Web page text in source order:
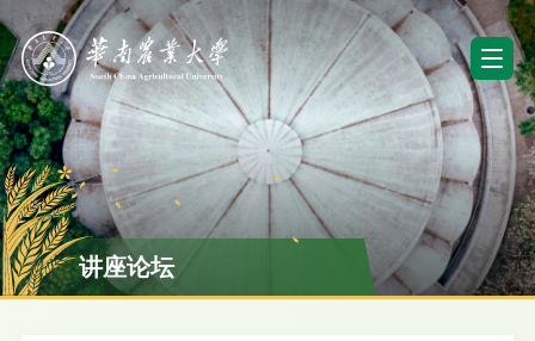
讲座论坛